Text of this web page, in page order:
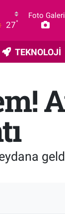
27°
Foto Galeri
TEKNOLOJİ